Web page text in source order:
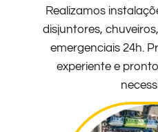
Realizamos
disjuntores,
emergenciais 24h.
experiente e